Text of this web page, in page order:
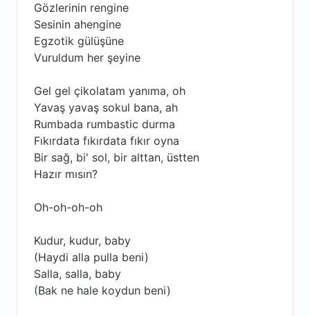
Gözlerinin rengine
Sesinin ahengine
Egzotik gülüşüne
Vuruldum her şeyine
Gel gel çikolatam yanıma, oh
Yavaş yavaş sokul bana, ah
Rumbada rumbastic durma
Fıkırdata fıkırdata fıkır oyna
Bir sağ, bi' sol, bir alttan, üstten
Hazır mısın?
Oh-oh-oh-oh
Kudur, kudur, baby
(Haydi alla pulla beni)
Salla, salla, baby
(Bak ne hale koydun beni)